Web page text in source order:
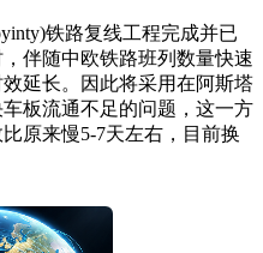
铁路复线工程完成并已
伴随中欧铁路班列数量快速
延长。因此将采用在阿斯塔
板流通不足的问题，这一方
原来慢5-7天左右，目前换